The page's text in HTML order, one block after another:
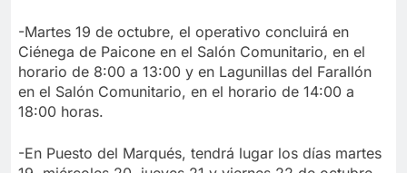
-Martes 19 de octubre, el operativo concluirá en
Ciénega de Paicone en el Salón Comunitario, en el
horario de 8:00 a 13:00 y en Lagunillas del Farallón
en el Salón Comunitario, en el horario de 14:00 a
18:00 horas.
-En Puesto del Marqués, tendrá lugar los días martes